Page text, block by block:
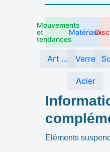
Mouvements
et
tendances
Art cinétique
Matériaux
Verre
Acier
Eléments